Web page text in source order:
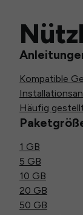
Kompatible
Häufig
1 GB
5 GB
10 GB
20 GB
50 GB